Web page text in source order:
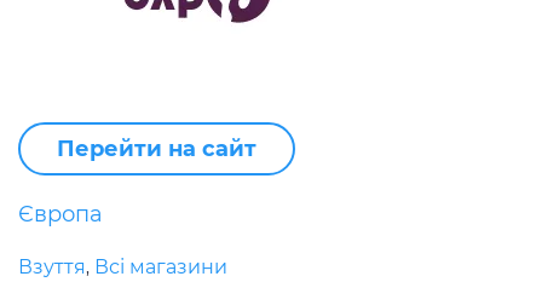
Перейти на сайт
Європа
Взуття, Всі магазини